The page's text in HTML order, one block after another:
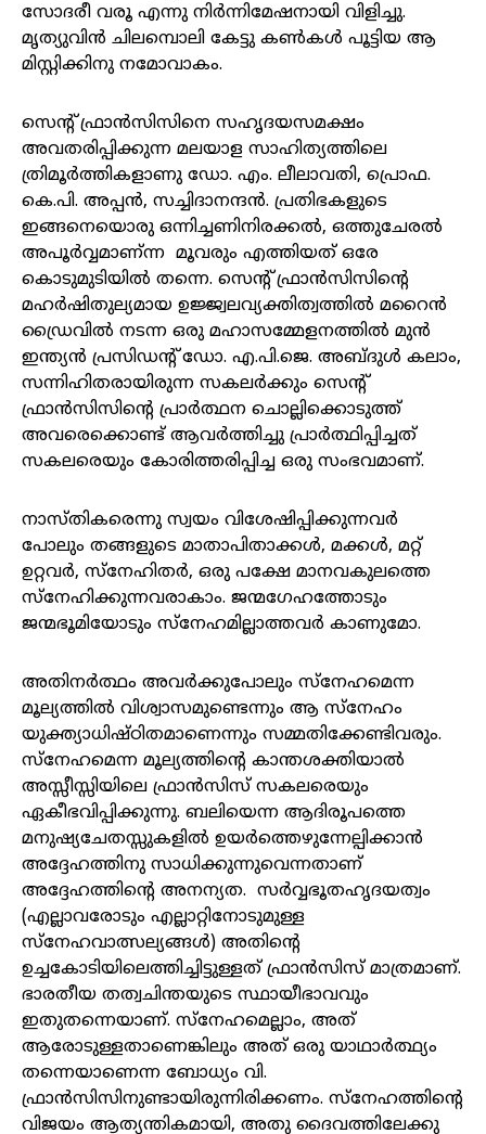
സോദരീ വരൂ എന്നു നിർന്നിമേഷനായി വിളിച്ചു.
മൃത്യുവിൻ ചിലമ്പൊലി കേട്ടു കൺകൾ പൂട്ടിയ ആ
മിസ്റ്റിക്കിനു നമോവാകം.
സെന്റ് ഫ്രാൻസിസിനെ സഹൃദയസമക്ഷം
അവതരിപ്പിക്കുന്ന മലയാള സാഹിത്യത്തിലെ
ത്രിമൂർത്തികളാണു ഡോ. എം. ലീലാവതി, പ്രൊഫ.
കെ.പി. അപ്പൻ, സച്ചിദാനന്ദൻ. പ്രതിഭകളുടെ
ഇങ്ങനെയൊരു ഒന്നിച്ചണിനിരക്കൽ, ഒത്തുചേരൽ
അപൂർവ്വമാണ്ന്ന മൂവരും എത്തിയത് ഒരേ
കൊടുമുടിയിൽ തന്നെ. സെന്റ് ഫ്രാൻസിസിന്റെ
മഹർഷിതുല്യമായ ഉജ്ജ്വലവ്യക്തിത്വത്തിൽ മറൈൻ
ഡ്രൈവിൽ നടന്ന ഒരു മഹാസമ്മേളനത്തിൽ മുൻ
ഇന്ത്യൻ പ്രസിഡന്റ് ഡോ. എ.പി.ജെ. അബ്ദുൾ കലാം,
സന്നിഹിതരായിരുന്ന സകലർക്കും സെന്റ്
ഫ്രാൻസിസിന്റെ പ്രാർത്ഥന ചൊല്ലിക്കൊടുത്ത്
അവരെക്കൊണ്ട് ആവർത്തിച്ചു പ്രാർത്ഥിപ്പിച്ചത്
സകലരെയും കോരിത്തരിപ്പിച്ച ഒരു സംഭവമാണ്.
നാസ്തികരെന്നു സ്വയം വിശേഷിപ്പിക്കുന്നവർ
പോലും തങ്ങളുടെ മാതാപിതാക്കൾ, മക്കൾ, മറ്റ്
ഉറ്റവർ, സ്‌നേഹിതർ, ഒരു പക്ഷേ മാനവകുലത്തെ
സ്‌നേഹിക്കുന്നവരാകാം. ജന്മഗേഹത്തോടും
ജന്മഭൂമിയോടും സ്‌നേഹമില്ലാത്തവർ കാണുമോ.
അതിനർത്ഥം അവർക്കുപോലും സ്‌നേഹമെന്ന
മൂല്യത്തിൽ വിശ്വാസമുണ്ടെന്നും ആ സ്‌നേഹം
യുക്ത്യാധിഷ്ഠിതമാണെന്നും സമ്മതിക്കേണ്ടിവരും.
സ്‌നേഹമെന്ന മൂല്യത്തിന്റെ കാന്തശക്തിയാൽ
അസ്സീസ്സിയിലെ ഫ്രാൻസിസ് സകലരെയും
ഏകീഭവിപ്പിക്കുന്നു. ബലിയെന്ന ആദിരൂപത്തെ
മനുഷ്യചേതസ്സുകളിൽ ഉയർത്തെഴുന്നേല്പിക്കാൻ
അദ്ദേഹത്തിനു സാധിക്കുന്നുവെന്നതാണ്
അദ്ദേഹത്തിന്റെ അനന്യത. സർവ്വഭൂതഹൃദയത്വം
(എല്ലാവരോടും എല്ലാറ്റിനോടുമുള്ള
സ്‌നേഹവാത്സല്യങ്ങൾ) അതിന്റെ
ഉച്ചകോടിയിലെത്തിച്ചിട്ടുള്ളത് ഫ്രാൻസിസ് മാത്രമാണ്.
ഭാരതീയ തത്വചിന്തയുടെ സ്ഥായീഭാവവും
ഇതുതന്നെയാണ്. സ്‌നേഹമെല്ലാം, അത്
ആരോടുള്ളതാണെങ്കിലും അത് ഒരു യാഥാർത്ഥ്യം
തന്നെയാണെന്ന ബോധ്യം വി.
ഫ്രാൻസിസിനുണ്ടായിരുന്നിരിക്കണം. സ്‌നേഹത്തിന്റെ
വിജയം ആത്യന്തികമായി, അതു ദൈവത്തിലേക്കു